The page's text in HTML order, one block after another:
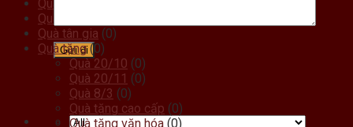
Quà sinh nhật
Quà sự kiện , hội nghị
Quà tân gia (0)
Quà tặng (0)
Quà 20/10 (0)
Quà 20/11 (0)
Quà 8/3 (0)
Quà tặng cao cấp (0)
Quà tặng văn hóa (0)